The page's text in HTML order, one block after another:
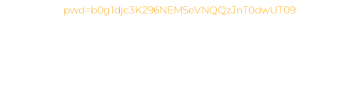
pwd=b0g1djc3K296NEM5eVNQQzJnT0dwUT09